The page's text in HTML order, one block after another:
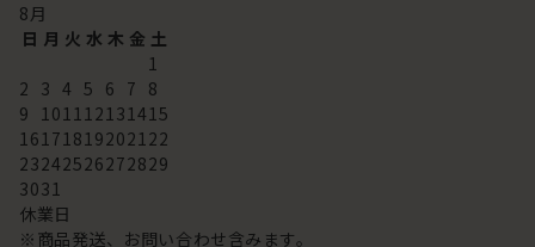
8月
日 月 火 水 木 金 土
1
2 3 4 5 6 7 8
9 101112131415
16171819202122
23242526272829
3031
休業日
※商品発送、お問い合わせ含みます。